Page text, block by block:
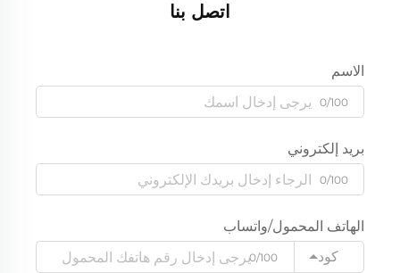
اتصل بنا
الاسم
0/100
بريد إلكتروني
0/100
الهاتف المحمول/واتساب
كود
0/100